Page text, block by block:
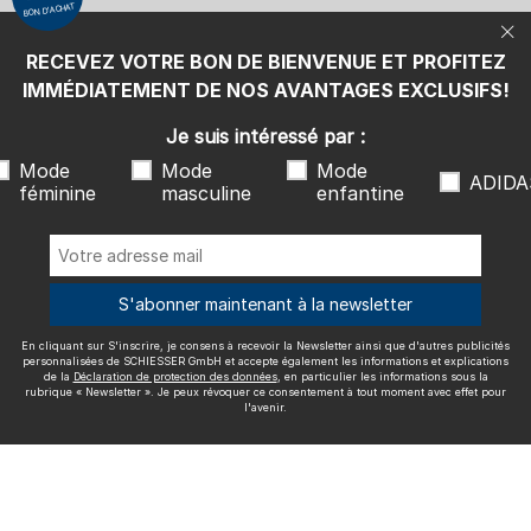
protection des données, en particulier les informations sous la
rubrique « Newsletter ». Je peux révoquer ce consentement à tout
Nous livrons avec
Excellente qualité
Plus d'informations sur nos évaluations
RECEVEZ VOTRE BON DE BIENVENUE ET PROFITEZ
IMMÉDIATEMENT DE NOS AVANTAGES EXCLUSIFS!
BON D'ACHAT
Je suis intéressé par :
Mode
féminine
Mode
masculine
Mode
enfantine
S'abonner maintenant à la newsletter
En cliquant sur S'inscrire, je consens à recevoir la Newsletter ainsi que d'autres publicités
personnalisées de SCHIESSER GmbH et accepte également les informations et explications
de la Déclaration de protection des données, en particulier les informations sous la
rubrique « Newsletter ». Je peux révoquer ce consentement à tout moment avec effet pour
l'avenir.